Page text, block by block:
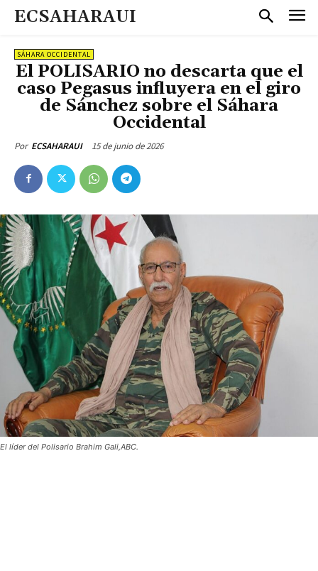
ECSAHARAUI
SÁHARA OCCIDENTAL
El POLISARIO no descarta que el
caso Pegasus influyera en el giro
de Sánchez sobre el Sáhara
Occidental
Por ECSAHARAUI 15 de junio de 2026
El líder del Polisario Brahim Gali,ABC.